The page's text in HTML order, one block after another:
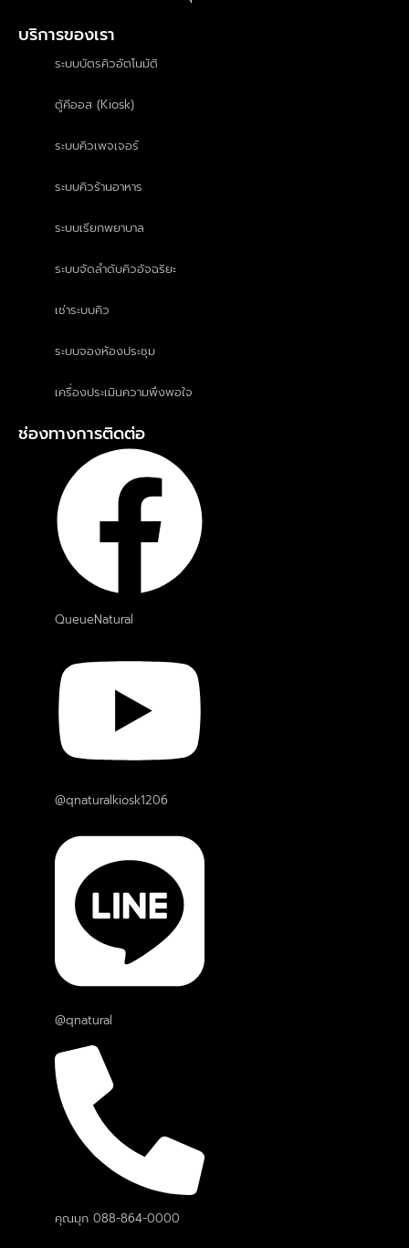
บริการของเรา
ระบบบัตรคิวอัตโนมัติ
ตู้คีออส (Kiosk)
ระบบคิวเพจเจอร์
ระบบคิวร้านอาหาร
ระบบเรียกพยาบาล
ระบบจัดลำดับคิวอัจฉริยะ
เช่าระบบคิว
ระบบจองห้องประชุม
เครื่องประเมินความพึงพอใจ
ช่องทางการติดต่อ
QueueNatural
@qnaturalkiosk1206
@qnatural
คุณมุก 088-864-0000